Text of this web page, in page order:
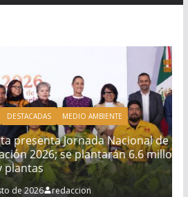
MEDIO AMBIENTE
Jornada Nacional de
se plantarán 6.6 millones de
redaccion